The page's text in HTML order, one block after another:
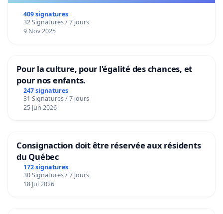
409 signatures
32 Signatures / 7 jours
9 Nov 2025
Pour la culture, pour l'égalité des chances, et
pour nos enfants.
247 signatures
31 Signatures / 7 jours
25 Jun 2026
Consignaction doit être réservée aux résidents
du Québec
172 signatures
30 Signatures / 7 jours
18 Jul 2026